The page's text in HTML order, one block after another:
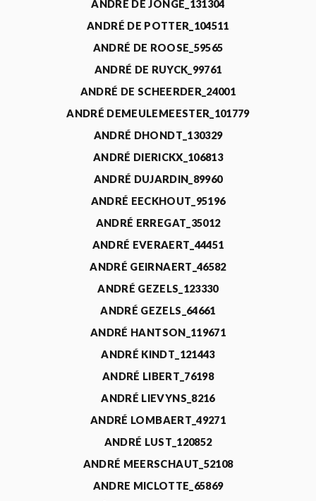
ANDRÉ DE JONGE_131304
ANDRÉ DE POTTER_104511
ANDRÉ DE ROOSE_59565
ANDRÉ DE RUYCK_99761
ANDRÉ DE SCHEERDER_24001
ANDRÉ DEMEULEMEESTER_101779
ANDRÉ DHONDT_130329
ANDRÉ DIERICKX_106813
ANDRÉ DUJARDIN_89960
ANDRÉ EECKHOUT_95196
ANDRÉ ERREGAT_35012
ANDRÉ EVERAERT_44451
ANDRÉ GEIRNAERT_46582
ANDRÉ GEZELS_123330
ANDRÉ GEZELS_64661
ANDRÉ HANTSON_119671
ANDRÉ KINDT_121443
ANDRÉ LIBERT_76198
ANDRÉ LIEVYNS_8216
ANDRÉ LOMBAERT_49271
ANDRÉ LUST_120852
ANDRÉ MEERSCHAUT_52108
ANDRE MICLOTTE_65869